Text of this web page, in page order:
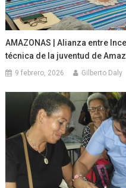
AMAZONAS | Alianza entre
técnica de la juventud de
9 febrero, 2026 Gilberto Daly